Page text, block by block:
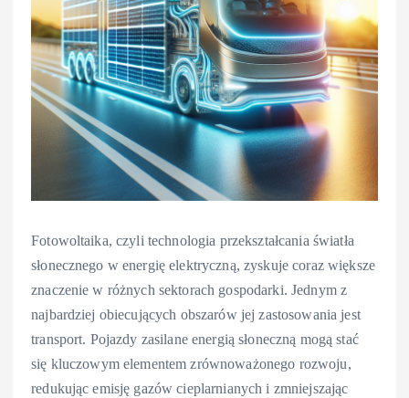
Fotowoltaika, czyli technologia przekształcania światła
słonecznego w energię elektryczną, zyskuje coraz większe
znaczenie w różnych sektorach gospodarki. Jednym z
najbardziej obiecujących obszarów jej zastosowania jest
transport. Pojazdy zasilane energią słoneczną mogą stać
się kluczowym elementem zrównoważonego rozwoju,
redukując emisję gazów cieplarnianych i zmniejszając